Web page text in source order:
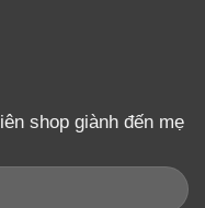
shop giành đến mẹ